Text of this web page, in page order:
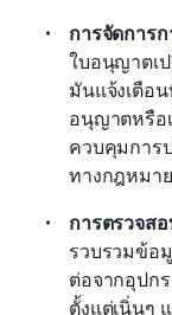
การจัดการ
ใบอนุญาตเ
มันแจ้งเตือ
อนุญาตหรือ
ควบคุมการ
ทางกฎหมา
การตรวจส
รวบรวมข้อ
ต่อจากอุปก
ตั้งแต่เนิ่นๆ